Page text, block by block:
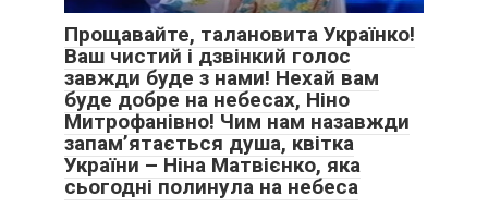
Прощавайте, талановита Українко!
Ваш чистий і дзвінкий голос
завжди буде з нами! Нехай вам
буде добре на небесах, Ніно
Митрофанівно! Чим нам назавжди
запам’ятається душа, квітка
України – Ніна Матвієнко, яка
сьогодні полинула на небеса